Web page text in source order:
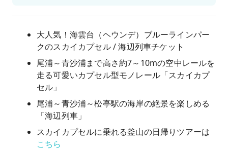
大人気！海雲台（ヘウンデ）ブルーラインパー
クのスカイカプセル / 海辺列車チケット
尾浦～青沙浦まで高さ約7～10mの空中レールを
走る可愛いカプセル型モノレール「スカイカプ
セル」
尾浦～青沙浦～松亭駅の海岸の絶景を楽しめる
「海辺列車」
スカイカプセルに乗れる釜山の日帰りツアーは
こちら